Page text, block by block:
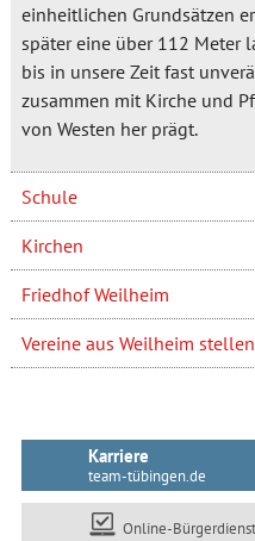
einheitlichen Grundsätzen
später eine über 112 Meter
bis in unsere Zeit fast
zusammen mit Kirche und
von Westen her prägt.
Schule
Kirchen
Friedhof Weilheim
Vereine aus Weilheim
Karriere
team-tübingen.de
Online-